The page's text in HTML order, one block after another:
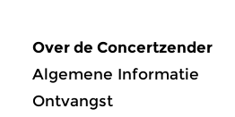
Over de Concertzender
Algemene Informatie
Ontvangst